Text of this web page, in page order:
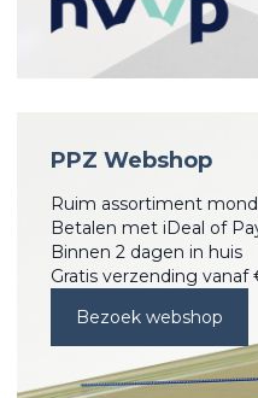
PPZ Webshop
Ruim assortiment
Betalen met iDeal of
Binnen 2 dagen in huis
Gratis verzending vanaf
Bezoek webshop